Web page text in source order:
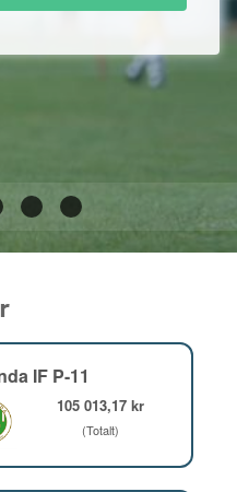
IF P-11
105 013,17 kr
(Totalt)